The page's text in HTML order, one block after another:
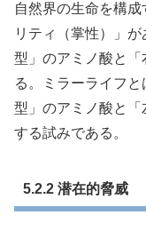
自然界の生命を構
リティ（掌性）」
型」のアミノ酸と
る。ミラーライフ
型」のアミノ酸と
する試みである。
5.2.2 潜在的脅威